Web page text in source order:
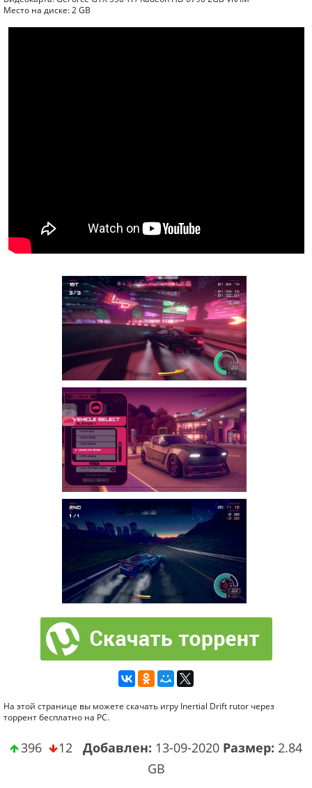
Место на диске: 2 GB
На этой странице вы можете скачать игру Inertial Drift rutor через
торрент бесплатно на PC.
396 12 Добавлен: 13-09-2020 Размер: 2.84
GB